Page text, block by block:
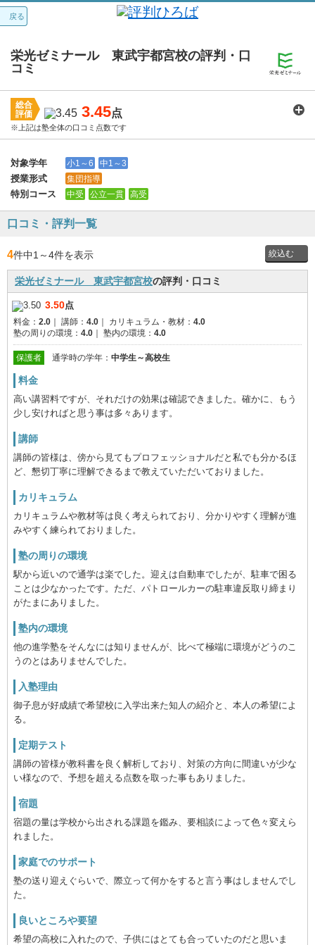
戻る
栄光ゼミナール 東武宇都宮校の評判・口
コミ
総合
評価
3.45点
※上記は塾全体の口コミ点数です
講師：3.6 カリキュラム：3.7 周りの環境：3.8
対象学年
小1～6 中1～3
授業形式 集団指導
特別コース 中受 公立一貫 高受
口コミ・評判一覧
4件中1 ～4件を表示
投稿者
通学時
の学年
栄光ゼミナール 東武宇都宮校の評判・口コミ
3.50点
料金： 2.0 講師： 4.0 カリキュラム・教材： 4.0
塾の周りの環境： 4.0 塾内の環境： 4.0
保護者 通学時の学年： 中学生～高校生
料金
高い講習料ですが、それだけの効果は確認できました。確かに、もう
少し安ければと思う事は多々あります。
講師
講師の皆様は、傍から見てもプロフェッショナルだと私でも分かるほ
ど、懇切丁寧に理解できるまで教えていただいておりました。
カリキュラム
カリキュラムや教材等は良く考えられており、分かりやすく理解が進
みやすく練られておりました。
塾の周りの環境
駅から近いので通学は楽でした。迎えは自動車でしたが、駐車で困る
ことは少なかったです。ただ、パトロールカーの駐車違反取り締まり
がたまにありました。
塾内の環境
他の進学塾をそんなには知りませんが、比べて極端に環境がどうのこ
うのとはありませんでした。
入塾理由
御子息が好成績で希望校に入学出来た知人の紹介と、本人の希望によ
る。
定期テスト
講師の皆様が教科書を良く解析しており、対策の方向に間違いが少な
い様なので、予想を超える点数を取った事もありました。
宿題
宿題の量は学校から出される課題を鑑み、要相談によって色々変えら
れました。
家庭でのサポート
塾の送り迎えぐらいで、際立って何かをすると言う事はしませんでし
た。
良いところや要望
希望の高校に入れたので、子供にはとても合っていたのだと思いま